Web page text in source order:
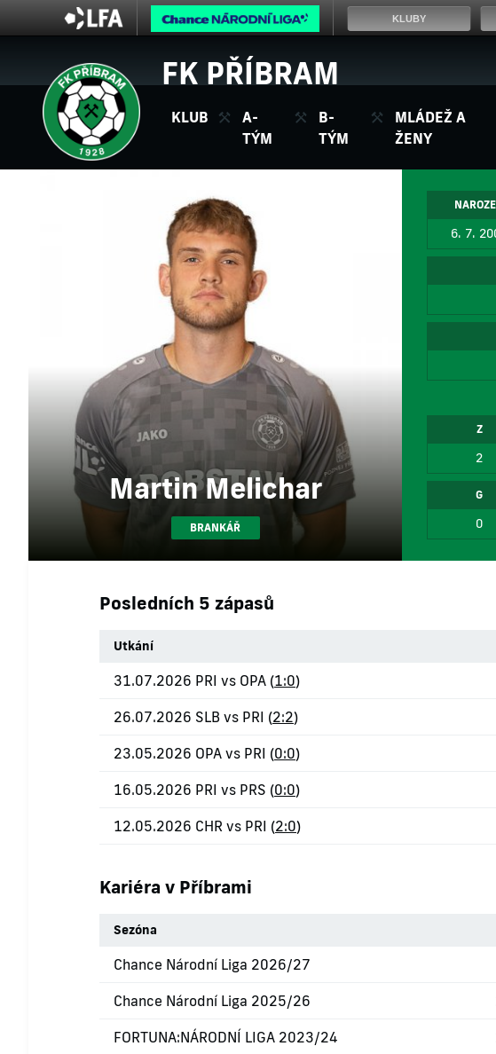
FK PŘÍBRAM
KLUB
A-
TÝM
B-
TÝM
MLÁDEŽ A
ŽENY
Martin Melichar
BRANKÁŘ
6. 7.
Z
2
G
0
Posledních 5 zápasů
Utkání
31.07.2026 PRI vs OPA (1:0)
26.07.2026 SLB vs PRI (2:2)
23.05.2026 OPA vs PRI (0:0)
16.05.2026 PRI vs PRS (0:0)
12.05.2026 CHR vs PRI (2:0)
Kariéra v Příbrami
Sezóna
Chance Národní Liga 2026/27
Chance Národní Liga 2025/26
FORTUNA:NÁRODNÍ LIGA 2023/24
KLUBY